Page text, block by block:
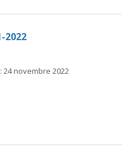
2022
novembre 2022